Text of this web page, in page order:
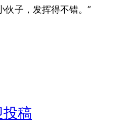
伙子，发挥得不错。”
稿